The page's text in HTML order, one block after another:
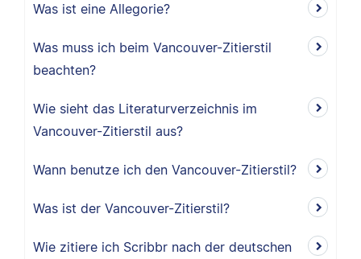
Was ist eine Allegorie?
Was muss ich beim Vancouver-Zitierstil
beachten?
Wie sieht das Literaturverzeichnis im
Vancouver-Zitierstil aus?
Wann benutze ich den Vancouver-Zitierstil?
Was ist der Vancouver-Zitierstil?
Wie zitiere ich Scribbr nach der deutschen